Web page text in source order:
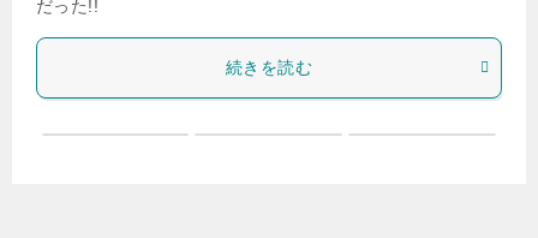
だった!!
続きを読む